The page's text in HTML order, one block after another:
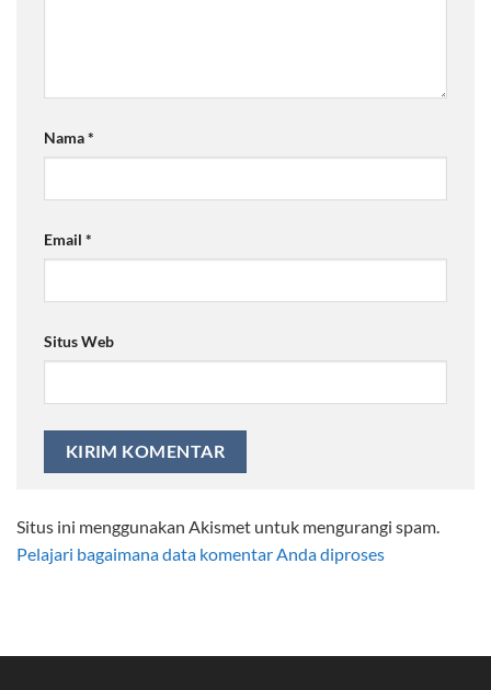
Nama*
Email *
Situs Web
Situs ini menggunakan Akismet untuk mengurangi spam.
Pelajari bagaimana data komentar Anda diproses